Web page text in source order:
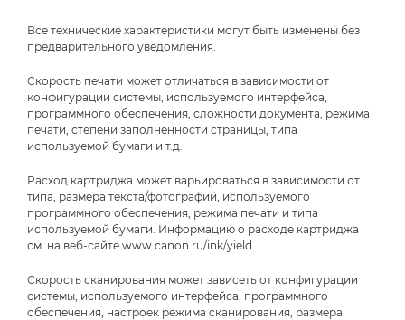
Все технические характеристики могут быть изменены без
предварительного уведомления.
Скорость печати может отличаться в зависимости от
конфигурации системы, используемого интерфейса,
программного обеспечения, сложности документа, режима
печати, степени заполненности страницы, типа
используемой бумаги и т.д.
Расход картриджа может варьироваться в зависимости от
типа, размера текста/фотографий, используемого
программного обеспечения, режима печати и типа
используемой бумаги. Информацию о расходе картриджа
см. на веб-сайте www.canon.ru/ink/yield.
Скорость сканирования может зависеть от конфигурации
системы, используемого интерфейса, программного
обеспечения, настроек режима сканирования, размера